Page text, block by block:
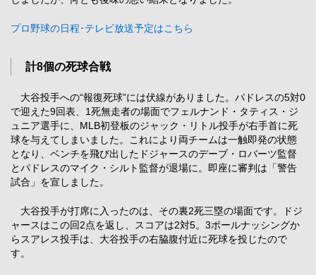
プロ野球の日程･テレビ放送予定はこちら
計8個の死球合戦
大谷投手への“報復死球”には伏線がありました。パドレスの5対0
で迎えた9回表、1死無走者の場面でフェルナンド・タティス・ジ
ュニア選手に、MLB初登板のジャック・リトル投手が右手首に死
球を与えてしまいました。これにより両チームは一触即発の状態
となり、ベンチを飛び出したドジャースのデーブ・ロバーツ監督
とパドレスのマイク・シルト監督が退場に。即座に審判は「警告
試合」を宣しました。
大谷投手が打席に入ったのは、その裏2死三塁の場面です。ドジ
ャースはこの回2点を返し、スコアは2対5。3ボールナッシングか
らスアレス投手は、大谷投手の右脇腹付近に死球を投じたので
す。